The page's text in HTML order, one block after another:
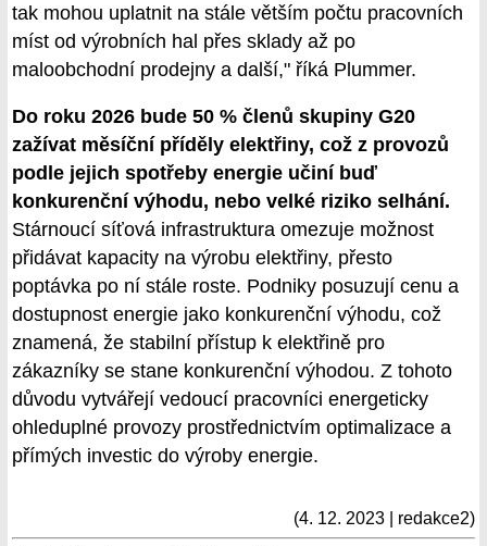
tak mohou uplatnit na stále větším počtu pracovních
míst od výrobních hal přes sklady až po
maloobchodní prodejny a další," říká Plummer.
Do roku 2026 bude 50 % členů skupiny G20
zažívat měsíční příděly elektřiny, což z provozů
podle jejich spotřeby energie učiní buď
konkurenční výhodu, nebo velké riziko selhání.
Stárnoucí síťová infrastruktura omezuje možnost
přidávat kapacity na výrobu elektřiny, přesto
poptávka po ní stále roste. Podniky posuzují cenu a
dostupnost energie jako konkurenční výhodu, což
znamená, že stabilní přístup k elektřině pro
zákazníky se stane konkurenční výhodou. Z tohoto
důvodu vytvářejí vedoucí pracovníci energeticky
ohleduplné provozy prostřednictvím optimalizace a
přímých investic do výroby energie.
(4. 12. 2023 | redakce2)